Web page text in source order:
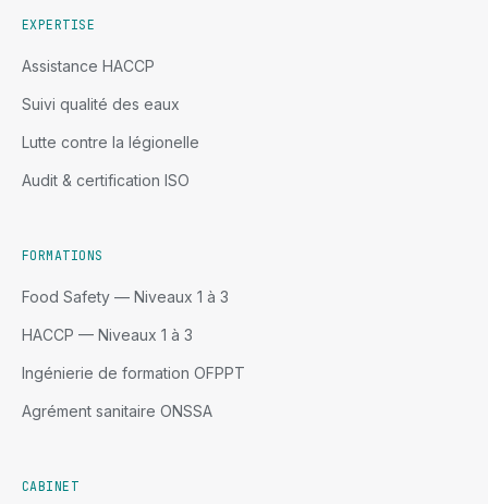
EXPERTISE
Assistance HACCP
Suivi qualité des eaux
Lutte contre la légionelle
Audit & certification ISO
FORMATIONS
Food Safety — Niveaux 1 à 3
HACCP — Niveaux 1 à 3
Ingénierie de formation OFPPT
Agrément sanitaire ONSSA
CABINET